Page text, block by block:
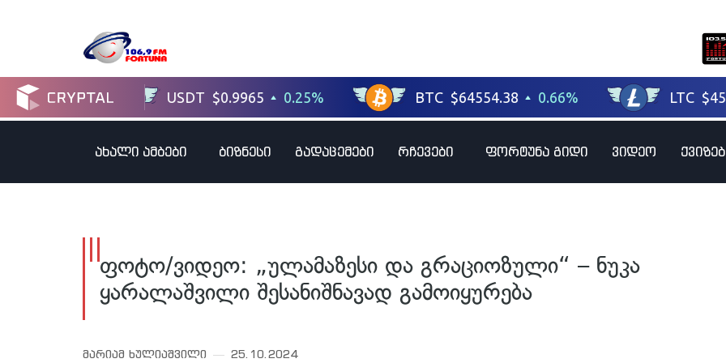
ახალი ამბები ბიზნესი გადაცემები რჩევები ფორტუნა გიდი ვიდეო
ფოტო/ვიდეო: „ულამაზესი და გრაციოზული“ – ნუკა
ყარალაშვილი შესანიშნავად გამოიყურება
მარიამ ხულიაშვილი 25.10.2024